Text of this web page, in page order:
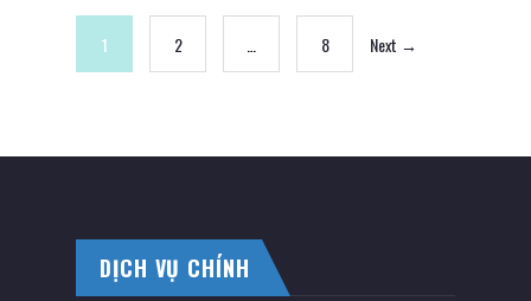
1 2 … 8 Next →
DỊCH VỤ CHÍNH